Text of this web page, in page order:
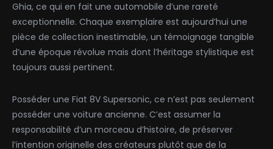
Ghia, ce qui en fait une automobile d’une rareté
exceptionnelle. Chaque exemplaire est aujourd’hui une
pièce de collection inestimable, un témoignage tangible
d’une époque révolue mais dont l’héritage stylistique est
toujours aussi pertinent.
Posséder une Fiat 8V Supersonic, ce n’est pas seulement
posséder une voiture ancienne. C’est assumer la
responsabilité d’un morceau d’histoire, de préserver
l’intention originelle des créateurs plutôt que de la